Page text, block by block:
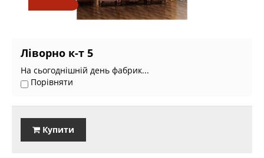
Ліворно к-т 5
На сьогоднішній день фабрик...
Порівняти
Купити